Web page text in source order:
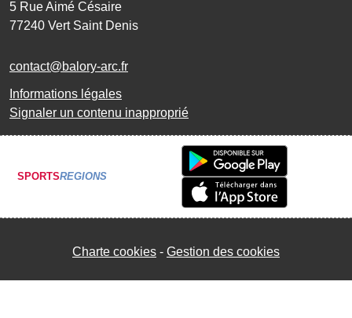
5 Rue Aimé Césaire
77240 Vert Saint Denis
contact@balory-arc.fr
Informations légales
Signaler un contenu inapproprié
SPORTSREGIONS
Charte cookies Gestion des cookies